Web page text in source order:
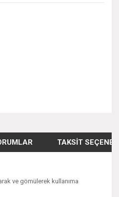
TAKSIT
ve gömülerek kullanıma